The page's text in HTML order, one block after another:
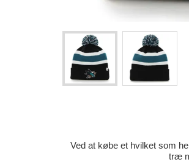
Ved at købe et hvilket som
træ